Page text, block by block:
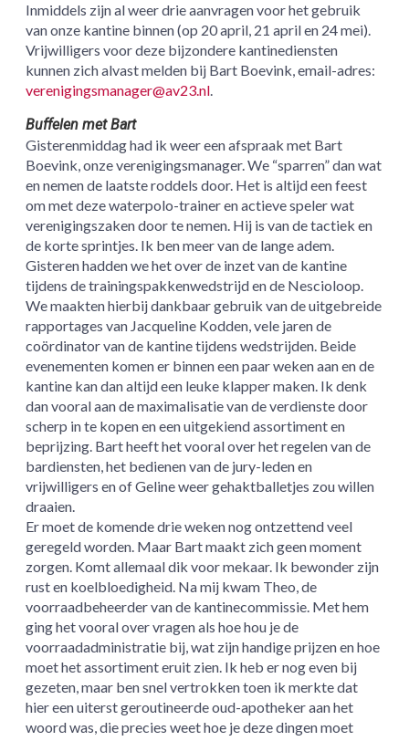
Inmiddels zijn al weer drie aanvragen voor het gebruik
van onze kantine binnen (op 20 april, 21 april en 24 mei).
Vrijwilligers voor deze bijzondere kantinediensten
kunnen zich alvast melden bij Bart Boevink, email-adres:
verenigingsmanager@av23.nl.
Buffelen met Bart
Gisterenmiddag had ik weer een afspraak met Bart
Boevink, onze verenigingsmanager. We “sparren” dan wat
en nemen de laatste roddels door. Het is altijd een feest
om met deze waterpolo-trainer en actieve speler wat
verenigingszaken door te nemen. Hij is van de tactiek en
de korte sprintjes. Ik ben meer van de lange adem.
Gisteren hadden we het over de inzet van de kantine
tijdens de trainingspakkenwedstrijd en de Nescioloop.
We maakten hierbij dankbaar gebruik van de uitgebreide
rapportages van Jacqueline Kodden, vele jaren de
coördinator van de kantine tijdens wedstrijden. Beide
evenementen komen er binnen een paar weken aan en de
kantine kan dan altijd een leuke klapper maken. Ik denk
dan vooral aan de maximalisatie van de verdienste door
scherp in te kopen en een uitgekiend assortiment en
beprijzing. Bart heeft het vooral over het regelen van de
bardiensten, het bedienen van de jury-leden en
vrijwilligers en of Geline weer gehaktballetjes zou willen
draaien.
Er moet de komende drie weken nog ontzettend veel
geregeld worden. Maar Bart maakt zich geen moment
zorgen. Komt allemaal dik voor mekaar. Ik bewonder zijn
rust en koelbloedigheid. Na mij kwam Theo, de
voorraadbeheerder van de kantinecommissie. Met hem
ging het vooral over vragen als hoe hou je de
voorraadadministratie bij, wat zijn handige prijzen en hoe
moet het assortiment eruit zien. Ik heb er nog even bij
gezeten, maar ben snel vertrokken toen ik merkte dat
hier een uiterst geroutineerde oud-apotheker aan het
woord was, die precies weet hoe je deze dingen moet